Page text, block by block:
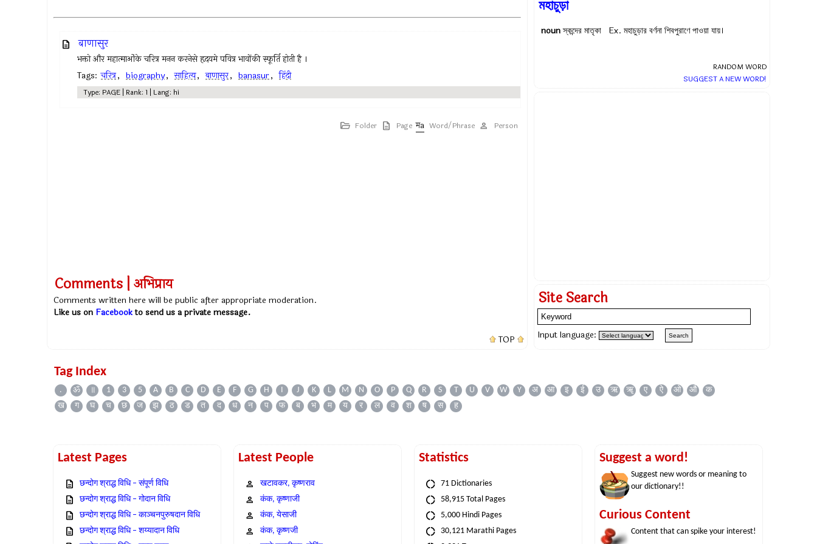
बाणासुर
भक्तो और महात्माओंके चरित्र मनन करनेसे हृदयमे पवित्र भावोंकी स्फूर्ति होती है ।
Tags: चरित्र, biography, साहित्य, बाणासुर, banasur, हिंदी
Type: PAGE | Rank: 1 | Lang: hi
Folder Page Word/Phrase Person
Comments | अभिप्राय
Comments written here will be public after appropriate moderation.
Like us on Facebookto send us a private message.
TOP
মহাচুড়া
nounস্কন্দের মাতৃকা Ex. মহাচুড়ার বর্ণনা শিবপুরাণে পাওয়া যায়।
RANDOM WORD
SUGGEST A NEW WORD!
Site Search
Input language:
Tag Index
. ॐ ॥ 1 3 5 A B C D E F G H I J K L M N O P Q R S T U V W Y अ आ इ ई उ ऋ ॠ ए ऐ ओ औ
क
ख
ग घ च छ ज झ ठ ड त द ध न प फ ब भ म य र ल व श ष स ह
Latest Pages
छन्दोग श्राद्ध विधि – संपूर्ण विधि
छन्दोग श्राद्ध विधि – गोदान विधि
छन्दोग श्राद्ध विधि – काञ्चनपुरुषदान विधि
छन्दोग श्राद्ध विधि – शय्यादान विधि
Latest People
खटावकर, कृष्णराव
कंक, कृष्णाजी
कंक, येसाजी
कंक, कृष्णजी
Statistics
71 Dictionaries
58,915 Total Pages
5,000 Hindi Pages
30,121 Marathi Pages
Suggest a word!
Suggest new words or meaning to
our dictionary!!
Curious Content
Content that can spike your interest!